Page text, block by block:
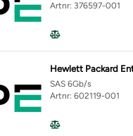
Artnr: 376597-001
Hewlett Packard
SAS 6Gb/s
Artnr: 602119-001